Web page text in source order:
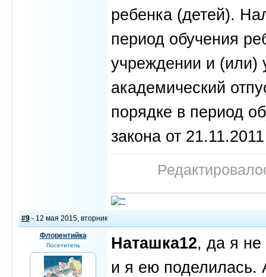
ребенка (детей).
период обучения
учреждении и (или)
академический
порядке в период
закона от
#9 - 12 мая 2015, вторник
Флорентийка
Посетитель Наташка12, да я
и я ею поделилась.